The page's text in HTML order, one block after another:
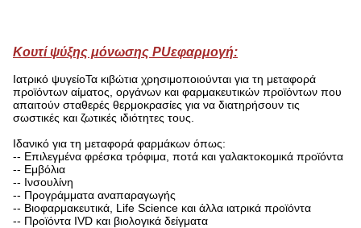
Κουτί ψύξης μόνωσης PUεφαρμογή:
Ιατρικό ψυγείοΤα κιβώτια χρησιμοποιούνται για τη μεταφορά
προϊόντων αίματος, οργάνων και φαρμακευτικών προϊόντων που
απαιτούν σταθερές θερμοκρασίες για να διατηρήσουν τις
σωστικές και ζωτικές ιδιότητες τους.
Ιδανικό για τη μεταφορά φαρμάκων όπως:
-- Επιλεγμένα φρέσκα τρόφιμα, ποτά και γαλακτοκομικά προϊόντα
-- Εμβόλια
-- Ινσουλίνη
-- Προγράμματα αναπαραγωγής
-- Βιοφαρμακευτικά, Life Science και άλλα ιατρικά προϊόντα
-- Προϊόντα IVD και βιολογικά δείγματα